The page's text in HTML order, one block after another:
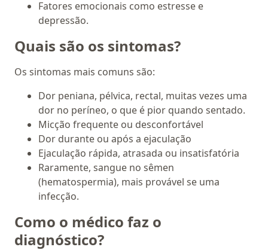
Fatores emocionais como estresse e
depressão.
Quais são os sintomas?
Os sintomas mais comuns são:
Dor peniana, pélvica, rectal, muitas vezes uma
dor no períneo, o que é pior quando sentado.
Micção frequente ou desconfortável
Dor durante ou após a ejaculação
Ejaculação rápida, atrasada ou insatisfatória
Raramente, sangue no sêmen
(hematospermia), mais provável se uma
infecção.
Como o médico faz o
diagnóstico?